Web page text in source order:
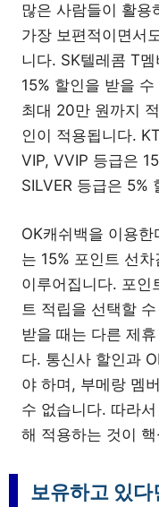
많은 사람들이 활용
가장 보편적이면서
니다. SK텔레콤 T
15% 할인을 받을
최대 20만 원까지
인이 적용됩니다.
VIP, VVIP 등급은
SILVER 등급은 5%
OK캐쉬백을 이용
는 15% 포인트 선
이루어집니다. 포인
트 적립을 선택할
받을 때는 다른 제
다. 통신사 할인과
야 하며, 부메랑 멤
수 없습니다. 따라
해 적용하는 것이
보유하고 있다